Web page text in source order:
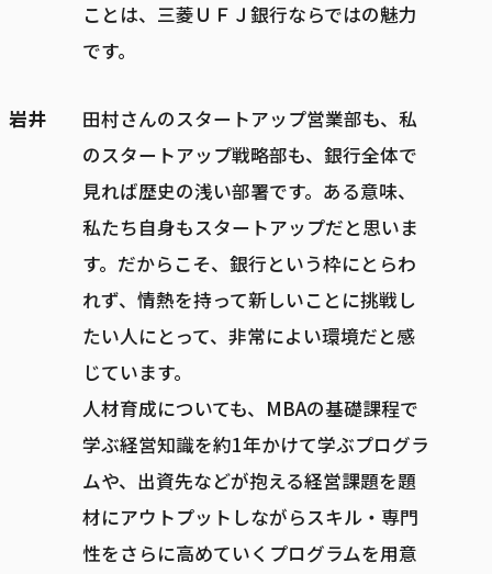
ことは、三菱ＵＦＪ銀行ならではの魅力
です。
岩井
田村さんのスタートアップ営業部も、私
のスタートアップ戦略部も、銀行全体で
見れば歴史の浅い部署です。ある意味、
私たち自身もスタートアップだと思いま
す。だからこそ、銀行という枠にとらわ
れず、情熱を持って新しいことに挑戦し
たい人にとって、非常によい環境だと感
じています。
人材育成についても、MBAの基礎課程で
学ぶ経営知識を約1年かけて学ぶプログラ
ムや、出資先などが抱える経営課題を題
材にアウトプットしながらスキル・専門
性をさらに高めていくプログラムを用意